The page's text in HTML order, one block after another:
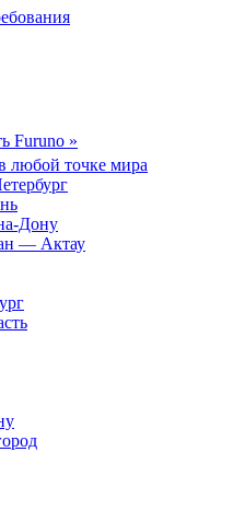
Furuno »
любой точке мира
Дону
— Актау